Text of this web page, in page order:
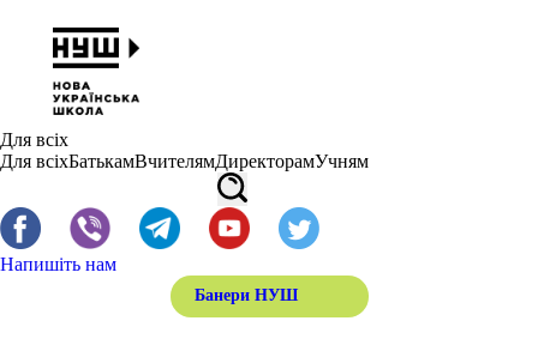
Для всіх
Для всіхБатькамВчителямДиректорамУчням
Напишіть нам
Банери НУШ